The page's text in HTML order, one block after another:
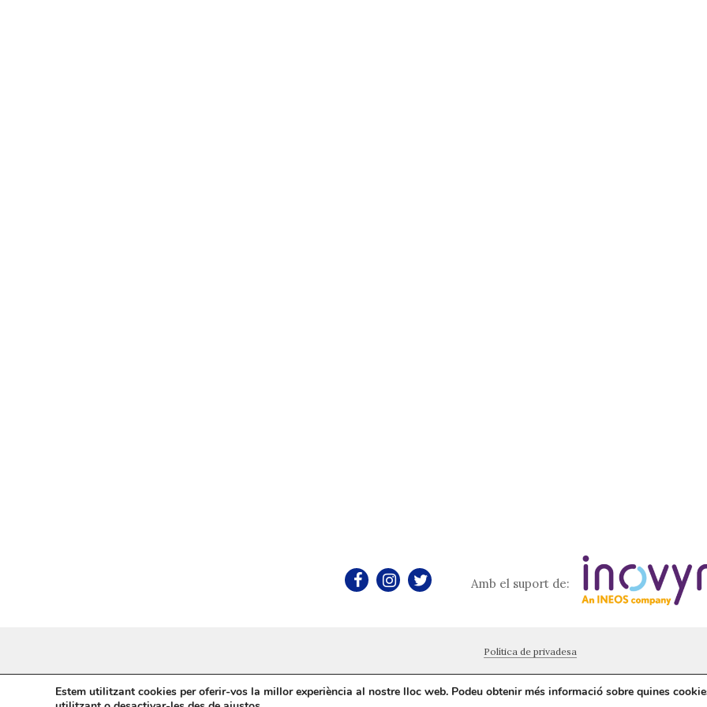
Amb el suport de:
Política de privadesa
©aTotArreu.cat| Webs i notícies d'entitats Sumeu la vostra entitat al projecte!
Estem utilitzant cookies per oferir-vos la millor experiència al nostre lloc web. Podeu obtenir més informació sobre quines